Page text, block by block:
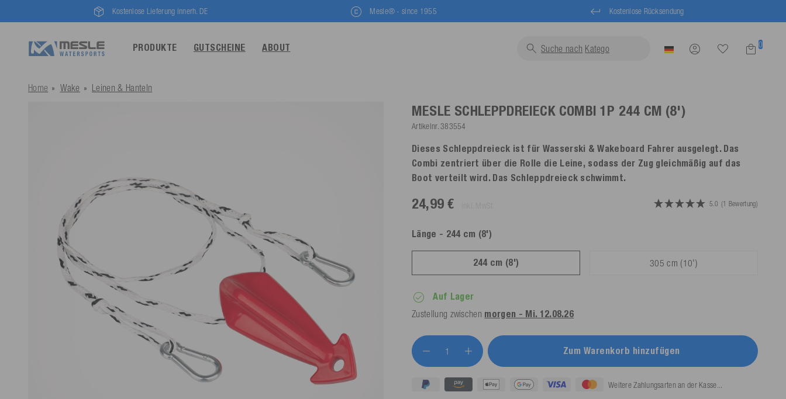
Kostenlose Lieferung innerh. DE Mesle® - since 1955 Kostenlose Rücksendung
PRODUKTE GUTSCHEINE ABOUT Suche nach Schwimm 0
Home Wake Leinen & Hanteln
MESLE SCHLEPPDREIECK COMBI 1P 244 CM (8')
Artikelnr. 383554
Dieses Schleppdreieck ist für Wasserski & Wakeboard Fahrer ausgelegt. Das
Combi zentriert über die Rolle die Leine, sodass der Zug gleichmäßig auf das
Boot verteilt wird. Das Schleppdreieck schwimmt.
24,99 € 5.0 (1 Bewertung)
Länge - 244 cm (8')
244 cm (8') 305 cm (10')
Auf Lager
Zustellung zwischen morgen - Mi. 12.08.26
Zum Warenkorb hinzufügen
Weitere Zahlungsarten an der Kasse...